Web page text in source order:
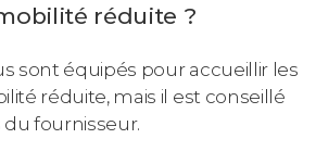
réduite ?
sont équipés pour accueillir les
réduite, mais il est conseillé
fournisseur.